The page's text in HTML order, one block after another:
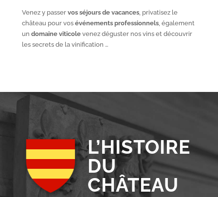
Venez y passer vos séjours de vacances, privatisez le
château pour vos événements professionnels, également
un domaine viticolevenez déguster nos vins et découvrir
les secrets de la vinification …
L’HISTOIRE
DU
CHÂTEAU